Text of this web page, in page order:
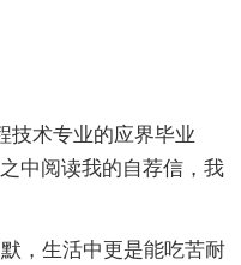
技术专业的应界毕业
中阅读我的自荐信，我
，生活中更是能吃苦耐